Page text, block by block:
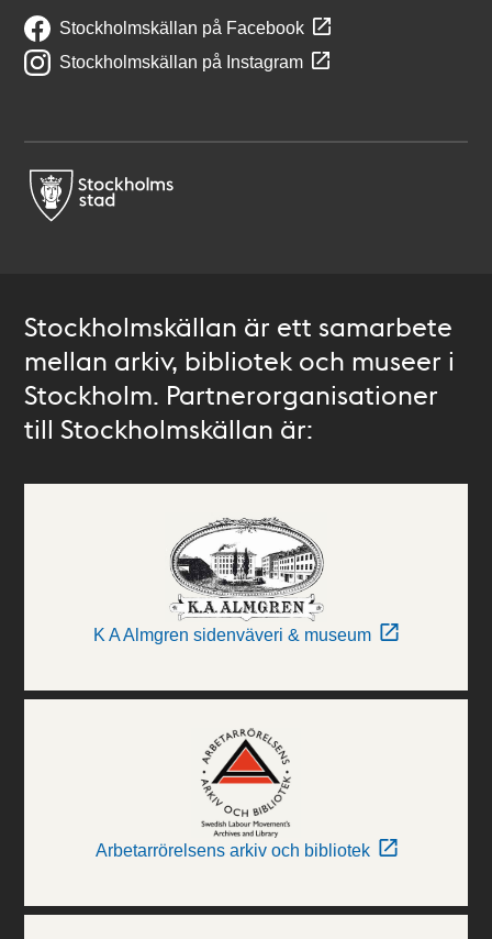
Stockholmskällan på Facebook
Stockholmskällan på Instagram
Stockholmskällan är ett samarbete
mellan arkiv, bibliotek och museer i
Stockholm. Partnerorganisationer
till Stockholmskällan är:
K A Almgren sidenväveri & museum
Arbetarrörelsens arkiv och bibliotek